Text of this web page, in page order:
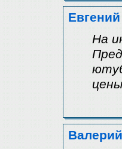
Евгений
На
Валерий